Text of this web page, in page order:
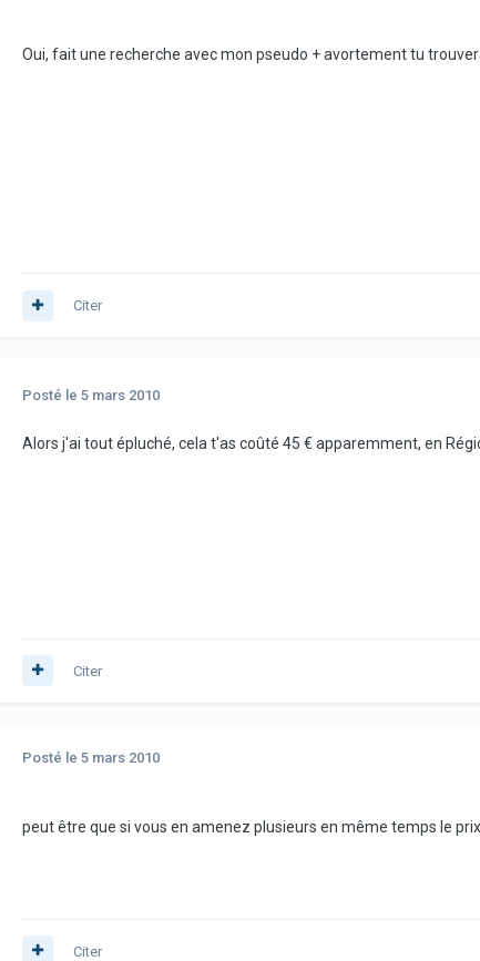
Oui, fait une recherche avec mon pseudo + avortement tu
Citer
Posté le 5 mars 2010
Alors j'ai tout épluché, cela t'as coûté 45 € apparemment, en
Citer
Posté le 5 mars 2010
peut être que si vous en amenez plusieurs en même temps le prix
Citer